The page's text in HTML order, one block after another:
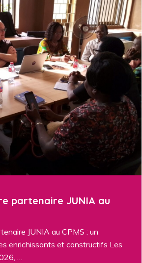
partenaire JUNIA au
JUNIA au CPMS : un
enrichissants et constructifs Les
…